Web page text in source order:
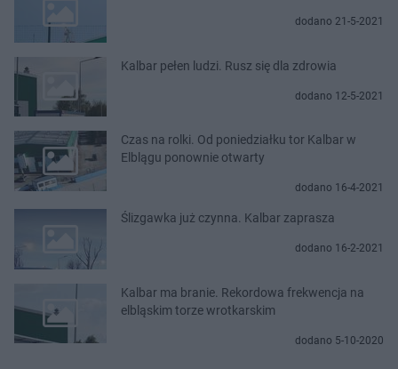
dodano 21-5-2021
Kalbar pełen ludzi. Rusz się dla zdrowia
dodano 12-5-2021
Czas na rolki. Od poniedziałku tor Kalbar w
Elblągu ponownie otwarty
dodano 16-4-2021
Ślizgawka już czynna. Kalbar zaprasza
dodano 16-2-2021
Kalbar ma branie. Rekordowa frekwencja na
elbląskim torze wrotkarskim
dodano 5-10-2020